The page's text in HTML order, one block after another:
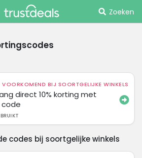
Zoeken
VOORKOMEND BIJ SOORTGELIJKE WINKELS
direct 10% korting met
codes bij soortgelijke winkels